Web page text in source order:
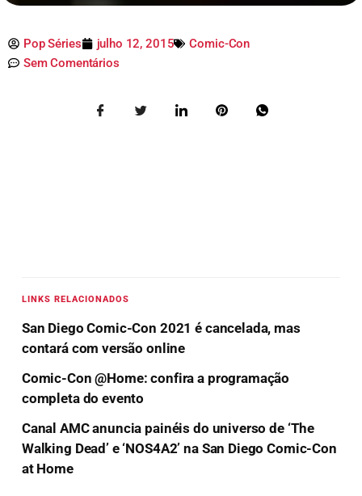
Pop Séries julho 12, 2015
Comic-Con
Sem Comentários
LINKS RELACIONADOS
San Diego Comic-Con 2021 é cancelada, mas
contará com versão online
Comic-Con @Home: confira a programação
completa do evento
Canal AMC anuncia painéis do universo de ‘The
Walking Dead’ e ‘NOS4A2’ na San Diego Comic-Con
at Home